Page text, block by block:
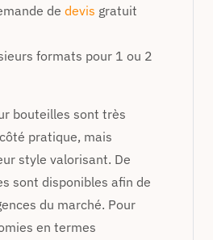
de devis gratuit
formats pour 1 ou 2
bouteilles sont très
pratique, mais
style valorisant. De
sont disponibles afin de
du marché. Pour
en termes